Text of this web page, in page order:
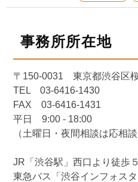
事務所所在地
〒150-0031 東京都渋谷区
TEL 03-6416-1430
FAX 03-6416-1431
平日 9:00 - 18:00
（土曜日・夜間相談は応相談
JR「渋谷駅」西口より徒歩
東急バス「渋谷インフォス